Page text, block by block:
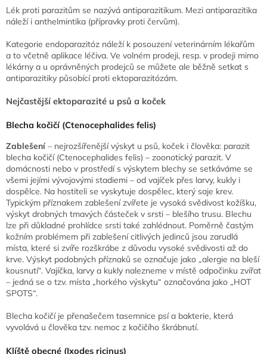
Lék proti parazitům se nazývá antiparazitikum. Mezi antiparazitika
náleží i anthelmintika (přípravky proti červům).
Kategorie endoparazitóz náleží k posouzení veterinárním lékařům
a to včetně aplikace léčiva. Ve volném prodeji, resp. v prodeji mimo
lékárny a u oprávněných prodejců se můžete ale běžně setkat s
antiparazitiky působící proti ektoparazitózám.
Nejčastější ektoparazité u psů a koček
Blecha kočičí (Ctenocephalides felis)
Zablešení – nejrozšířenější výskyt u psů, koček i člověka: parazit
blecha kočičí (Ctenocephalides felis) – zoonotický parazit. V
domácnosti nebo v prostředí s výskytem blechy se setkáváme se
všemi jejími vývojovými stadiemi – od vajíček přes larvy, kukly i
dospělce. Na hostiteli se vyskytuje dospělec, který saje krev.
Typickým příznakem zablešení zvířete je vysoká svědivost kožíšku,
výskyt drobných tmavých částeček v srsti – blešího trusu. Blechu
lze při důkladné prohlídce srsti také zahlédnout. Poměrně častým
kožním problémem při zablešení citlivých jedinců jsou zarudlá
místa, které si zvíře rozškrábe z důvodu vysoké svědivosti až do
krve. Výskyt podobných příznaků se označuje jako „alergie na bleší
kousnutí“. Vajíčka, larvy a kukly nalezneme v místě odpočinku zvířat
– jedná se o tzv. místa „horkého výskytu“ označována jako „HOT
SPOTS“.
Blecha kočičí je přenašečem tasemnice psí a bakterie, která
vyvolává u člověka tzv. nemoc z kočičího škrábnutí.
Klíště obecné (Ixodes ricinus)